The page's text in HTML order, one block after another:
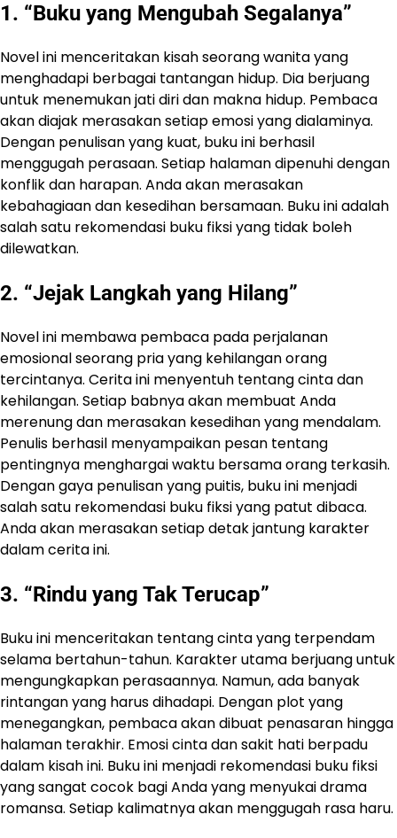
1. “Buku yang Mengubah Segalanya”
Novel ini menceritakan kisah seorang wanita yang
menghadapi berbagai tantangan hidup. Dia berjuang
untuk menemukan jati diri dan makna hidup. Pembaca
akan diajak merasakan setiap emosi yang dialaminya.
Dengan penulisan yang kuat, buku ini berhasil
menggugah perasaan. Setiap halaman dipenuhi dengan
konflik dan harapan. Anda akan merasakan
kebahagiaan dan kesedihan bersamaan. Buku ini adalah
salah satu rekomendasi buku fiksi yang tidak boleh
dilewatkan.
2. “Jejak Langkah yang Hilang”
Novel ini membawa pembaca pada perjalanan
emosional seorang pria yang kehilangan orang
tercintanya. Cerita ini menyentuh tentang cinta dan
kehilangan. Setiap babnya akan membuat Anda
merenung dan merasakan kesedihan yang mendalam.
Penulis berhasil menyampaikan pesan tentang
pentingnya menghargai waktu bersama orang terkasih.
Dengan gaya penulisan yang puitis, buku ini menjadi
salah satu rekomendasi buku fiksi yang patut dibaca.
Anda akan merasakan setiap detak jantung karakter
dalam cerita ini.
3. “Rindu yang Tak Terucap”
Buku ini menceritakan tentang cinta yang terpendam
selama bertahun-tahun. Karakter utama berjuang untuk
mengungkapkan perasaannya. Namun, ada banyak
rintangan yang harus dihadapi. Dengan plot yang
menegangkan, pembaca akan dibuat penasaran hingga
halaman terakhir. Emosi cinta dan sakit hati berpadu
dalam kisah ini. Buku ini menjadi rekomendasi buku fiksi
yang sangat cocok bagi Anda yang menyukai drama
romansa. Setiap kalimatnya akan menggugah rasa haru.